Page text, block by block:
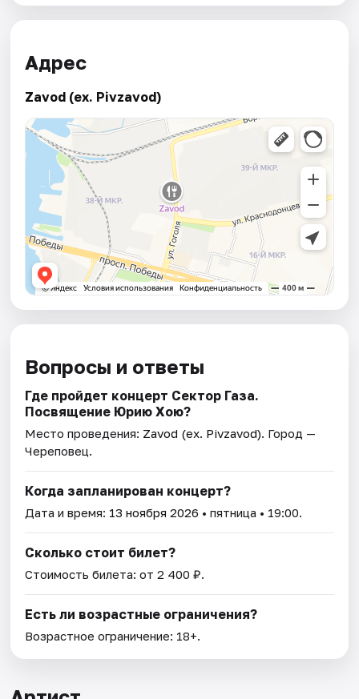
Адрес
Zavod (ex. Pivzavod)
Вопросы и ответы
Где пройдет концерт Сектор Газа.
Посвящение Юрию Хою?
Место проведения: Zavod (ex. Pivzavod). Город —
Череповец.
Когда запланирован концерт?
Дата и время: 13 ноября 2026 • пятница • 19:00.
Сколько стоит билет?
Стоимость билета: от 2 400 ₽.
Есть ли возрастные ограничения?
Возрастное ограничение: 18+.